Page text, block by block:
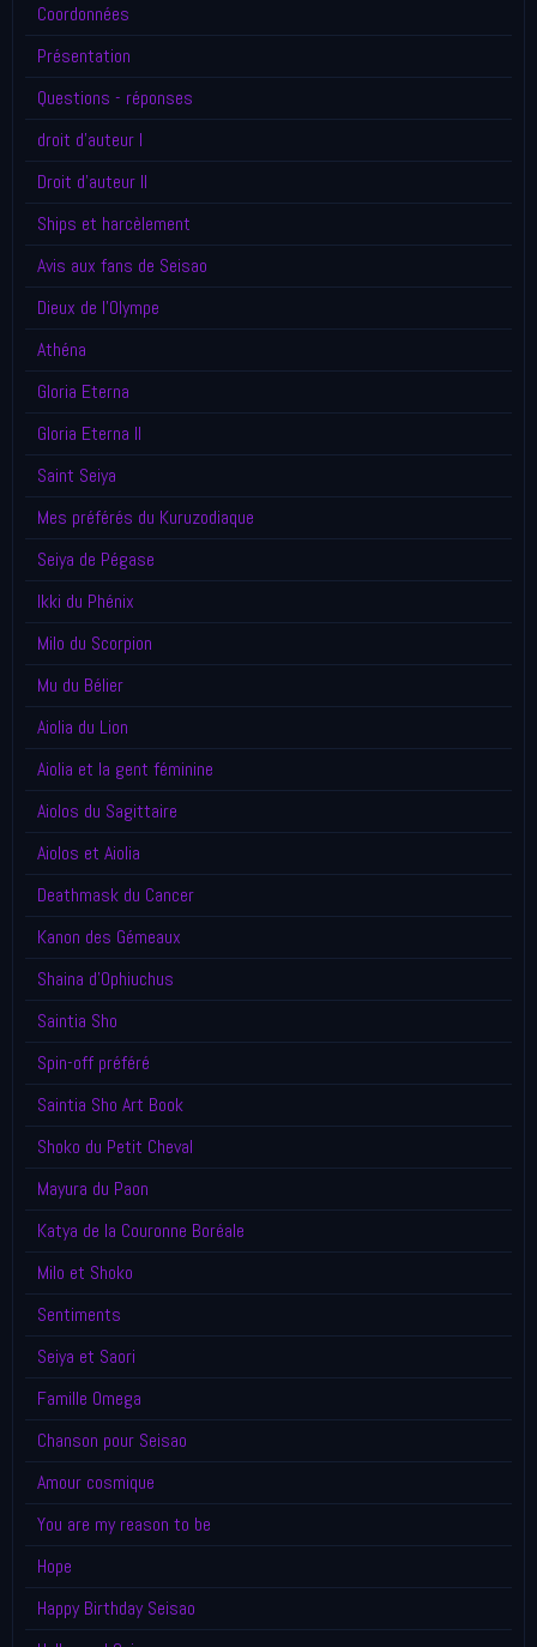
Coordonnées
Présentation
Questions - réponses
droit d'auteur I
Droit d'auteur II
Ships et harcèlement
Avis aux fans de Seisao
Dieux de l'Olympe
Athéna
Gloria Eterna
Gloria Eterna II
Saint Seiya
Mes préférés du Kuruzodiaque
Seiya de Pégase
Ikki du Phénix
Milo du Scorpion
Mu du Bélier
Aiolia du Lion
Aiolia et la gent féminine
Aiolos du Sagittaire
Aiolos et Aiolia
Deathmask du Cancer
Kanon des Gémeaux
Shaina d'Ophiuchus
Saintia Sho
Spin-off préféré
Saintia Sho Art Book
Shoko du Petit Cheval
Mayura du Paon
Katya de la Couronne Boréale
Milo et Shoko
Sentiments
Seiya et Saori
Famille Omega
Chanson pour Seisao
Amour cosmique
You are my reason to be
Hope
Happy Birthday Seisao